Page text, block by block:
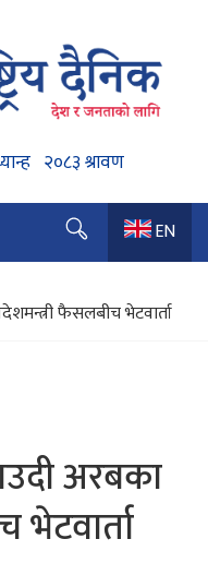
EN
फैसलबीच भेटवार्ता
अरबका